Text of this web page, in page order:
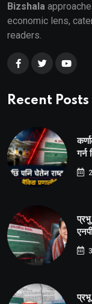
Bizshala
economic lens,
readers.
Recent Posts
गर्न
प्रभू